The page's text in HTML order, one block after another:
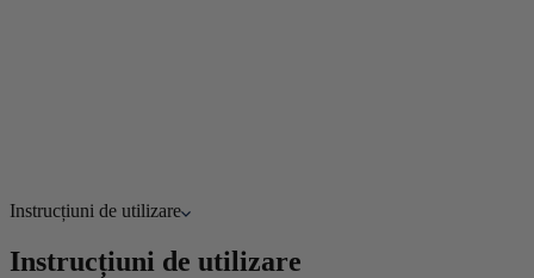
Instrucțiuni de utilizare
Instrucțiuni de utilizare